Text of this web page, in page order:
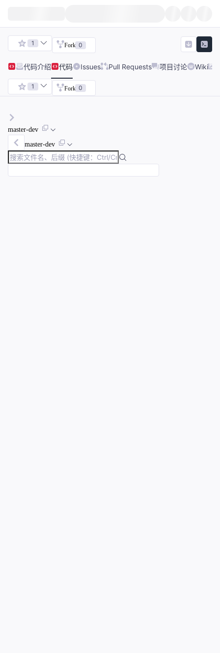
1 Fork 0
代码介绍 代码 Issues Pull Requests 项目讨论 Wiki
1 Fork 0
master-dev
master-dev